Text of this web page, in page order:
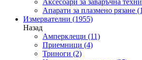
Аксесоари за заваръчна
Апарати за плазмено рязане
Измервателни (1955)
Назад
Амперклещи (11)
Приемници (4)
Триноги (2)